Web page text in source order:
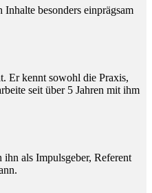
besonders einprägsam
Er kennt sowohl die Praxis,
seit über 5 Jahren mit ihm
als Impulsgeber, Referent